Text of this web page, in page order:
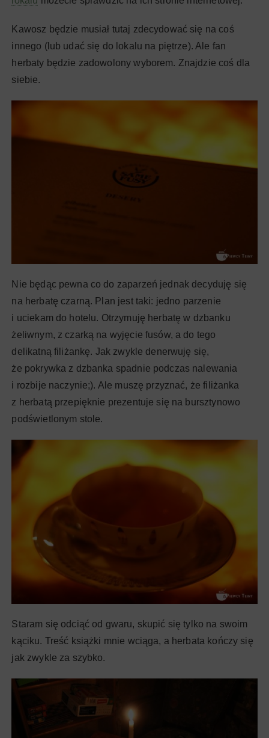
Kawosz będzie musiał tutaj zdecydować się na coś
innego (lub udać się do lokalu na piętrze). Ale fan
herbaty będzie zadowolony wyborem. Znajdzie coś dla
siebie.
Nie będąc pewna co do zaparzeń jednak decyduję się
na herbatę czarną. Plan jest taki: jedno parzenie
i uciekam do hotelu. Otrzymuję herbatę w dzbanku
żeliwnym, z czarką na wyjęcie fusów, a do tego
delikatną filiżankę. Jak zwykle denerwuję się,
że pokrywka z dzbanka spadnie podczas nalewania
i rozbije naczynie;). Ale muszę przyznać, że filiżanka
z herbatą przepięknie prezentuje się na bursztynowo
podświetlonym stole.
Staram się odciąć od gwaru, skupić się tylko na swoim
kąciku. Treść książki mnie wciąga, a herbata kończy się
jak zwykle za szybko.